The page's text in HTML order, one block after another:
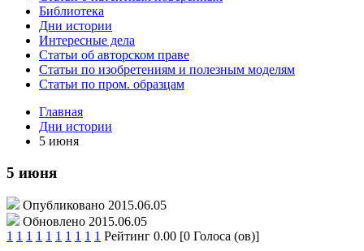
Библиотека
Дни истории
Интересные дела
Статьи об авторском праве
Статьи по изобретениям и полезным моделям
Статьи по пром. образцам
Главная
Дни истории
5 июня
5 июня
Опубликовано 2015.06.05
Обновлено 2015.06.05
1 1 1 1 1 1 1 1 1 1 Рейтинг 0.00 [0 Голоса (ов)]